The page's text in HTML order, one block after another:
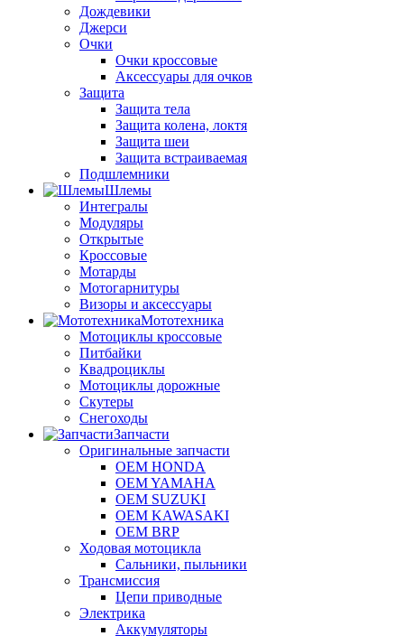
Дождевики
Джерси
Очки
Очки кроссовые
Аксессуары для очков
Защита
Защита тела
Защита колена, локтя
Защита шеи
Защита встраиваемая
Подшлемники
Шлемы
Интегралы
Модуляры
Открытые
Кроссовые
Мотарды
Мотогарнитуры
Визоры и аксессуары
Мототехника
Мотоциклы кроссовые
Питбайки
Квадроциклы
Мотоциклы дорожные
Скутеры
Снегоходы
Запчасти
Оригинальные запчасти
OEM HONDA
OEM YAMAHA
OEM SUZUKI
OEM KAWASAKI
OEM BRP
Ходовая мотоцикла
Сальники, пыльники
Трансмиссия
Цепи приводные
Электрика
Аккумуляторы